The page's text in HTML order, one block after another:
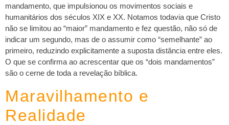
mandamento, que impulsionou os movimentos sociais e
humanitários dos séculos XIX e XX. Notamos todavia que Cristo
não se limitou ao “maior” mandamento e fez questão, não só de
indicar um segundo, mas de o assumir como “semelhante” ao
primeiro, reduzindo explicitamente a suposta distância entre eles.
O que se confirma ao acrescentar que os “dois mandamentos”
são o cerne de toda a revelação bíblica.
Maravilhamento e
Realidade